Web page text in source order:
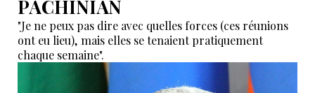
PACHINIAN
"Je ne peux pas dire avec quelles forces (ces réunions
ont eu lieu), mais elles se tenaient pratiquement
chaque semaine".